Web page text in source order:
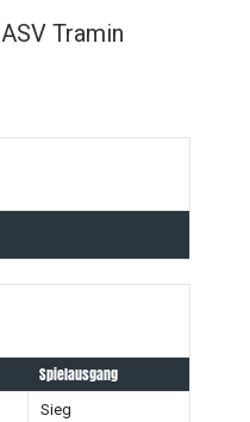
ASV Tramin
Spielausgang
Sieg